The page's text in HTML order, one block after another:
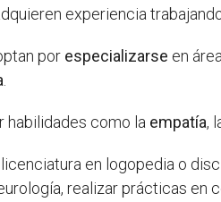
experiencia
por especializarse en
habilidades como la empatía,
en logopedia o
realizar prácticas